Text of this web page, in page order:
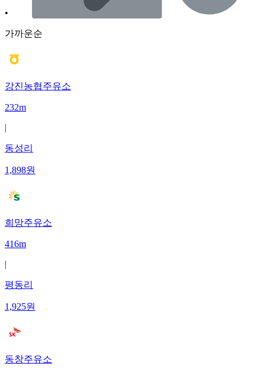
•
가까운순
강진농협주유소
232m
|
동성리
1,898원
희망주유소
416m
|
평동리
1,925원
동창주유소